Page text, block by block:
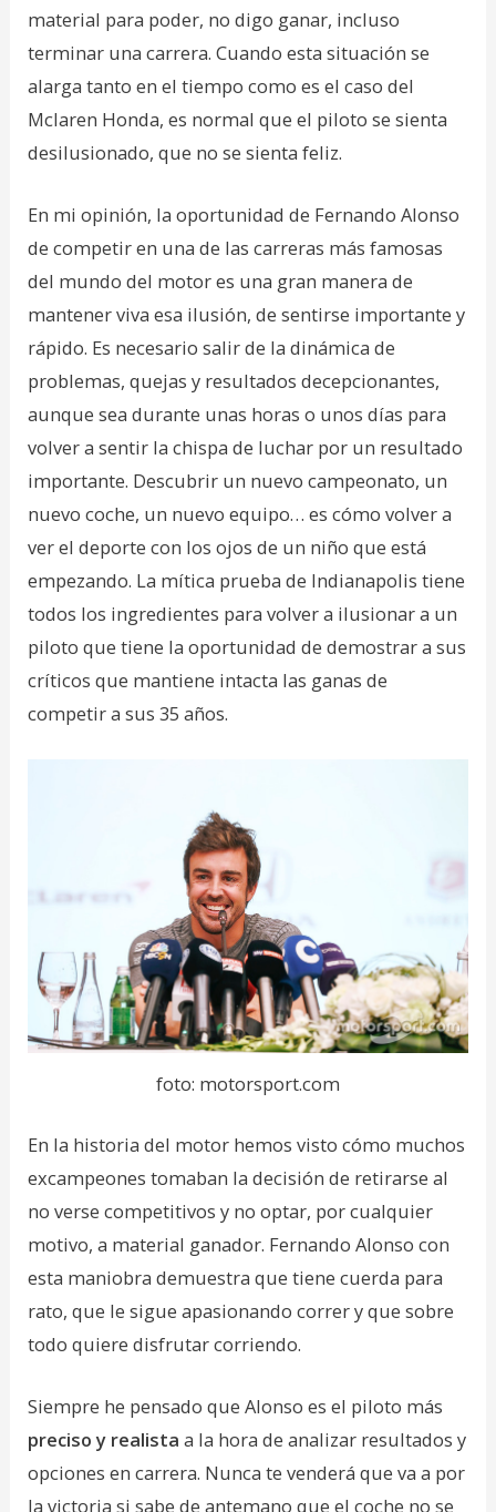
material para poder, no digo ganar, incluso
terminar una carrera. Cuando esta situación se
alarga tanto en el tiempo como es el caso del
Mclaren Honda, es normal que el piloto se sienta
desilusionado, que no se sienta feliz.
En mi opinión, la oportunidad de Fernando Alonso
de competir en una de las carreras más famosas
del mundo del motor es una gran manera de
mantener viva esa ilusión, de sentirse importante y
rápido. Es necesario salir de la dinámica de
problemas, quejas y resultados decepcionantes,
aunque sea durante unas horas o unos días para
volver a sentir la chispa de luchar por un resultado
importante. Descubrir un nuevo campeonato, un
nuevo coche, un nuevo equipo… es cómo volver a
ver el deporte con los ojos de un niño que está
empezando. La mítica prueba de Indianapolis tiene
todos los ingredientes para volver a ilusionar a un
piloto que tiene la oportunidad de demostrar a sus
críticos que mantiene intacta las ganas de
competir a sus 35 años.
foto: motorsport.com
En la historia del motor hemos visto cómo muchos
excampeones tomaban la decisión de retirarse al
no verse competitivos y no optar, por cualquier
motivo, a material ganador. Fernando Alonso con
esta maniobra demuestra que tiene cuerda para
rato, que le sigue apasionando correr y que sobre
todo quiere disfrutar corriendo.
Siempre he pensado que Alonso es el piloto más
preciso y realista a la hora de analizar resultados y
opciones en carrera. Nunca te venderá que va a por
la victoria si sabe de antemano que el coche no se